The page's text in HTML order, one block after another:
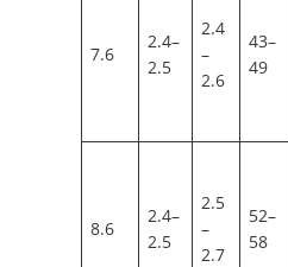
7.6
2.4–
2.5
2.4
–
2.6
43–
49
8.6
2.4–
2.5
2.5
–
2.7
52–
58